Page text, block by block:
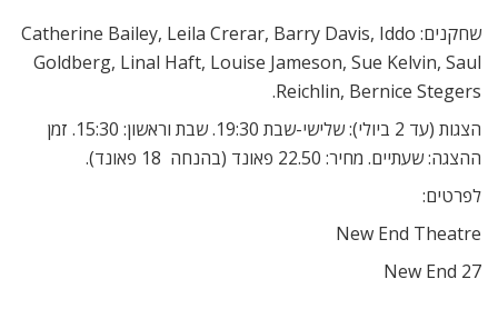
שחקנים: Catherine Bailey, Leila Crerar, Barry Davis, Iddo
Goldberg, Linal Haft, Louise Jameson, Sue Kelvin, Saul
Reichlin, Bernice Stegers.
הצגות (עד 2 ביולי): שלישי-שבת 19:30. שבת וראשון: 15:30. זמן
ההצגה: שעתיים. מחיר: 22.50 פאונד (בהנחה  18 פאונד).
לפרטים:
New End Theatre
27 New End